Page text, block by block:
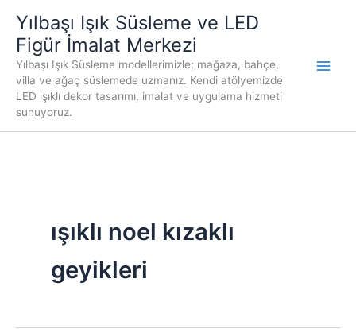
Yılbaşı Işık Süsleme ve LED
Figür İmalat Merkezi
Yılbaşı Işık Süsleme modellerimizle; mağaza, bahçe,
villa ve ağaç süslemede uzmanız. Kendi atölyemizde
LED ışıklı dekor tasarımı, imalat ve uygulama hizmeti
sunuyoruz.
ışıklı noel kızaklı
geyikleri